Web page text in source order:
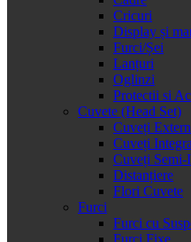
Cricuri
Display și
Furci/Șei
Lanțuri
Oglinzi
Protectii si
Cuvete (Head Set)
Cuveți
Cuveți
Cuveți Semi-
Distanțiere
Flori Cuvete
Furci
Furci cu
Furci Fixe